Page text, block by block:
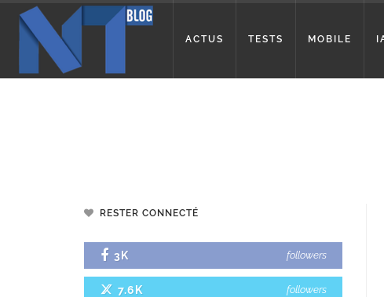
ACTUS TESTS MOBILE
RESTER CONNECTÉ
3K followers
7.6K followers